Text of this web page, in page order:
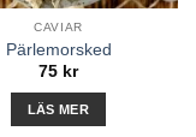
CAVIAR
Pärlemorsked
75 kr
LÄS MER